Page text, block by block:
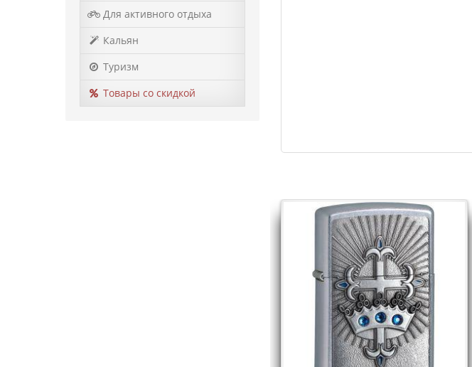
Для активного отдыха
Кальян
Туризм
Товары со скидкой